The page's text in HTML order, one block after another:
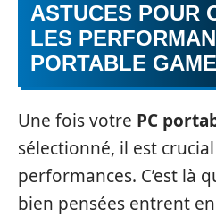
ASTUCES POUR
LES
PORTABLE
Une fois votre PC
sélectionné, il est
performances. C’est là
bien pensées entrent